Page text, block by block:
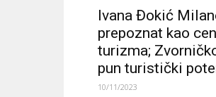
Ivana Đokić
prepoznat kao
turizma;
pun turistički
10/11/2023